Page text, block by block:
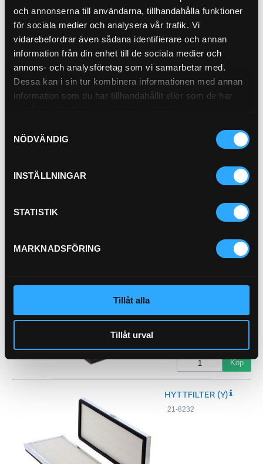
och annonserna till användarna, tillhandahålla funktioner
för sociala medier och analysera vår trafik. Vi
vidarebefordrar även sådana identifierare och annan
information från din enhet till de sociala medier och
annons- och analysföretag som vi samarbetar med.
Dessa kan i sin tur kombinera informationen med annan
information som du har tillhandahållit eller som de har
NÖDVÄNDIG
INSTÄLLNINGAR
STATISTIK
MARKNADSFÖRING
Tillåt alla
Tillåt urval
Outer Diameter 97 mm (3.82 inch)
Thread Size 1 3/8-12 UN
Length 151.7 mm (5.97 inch)
Gasket OD 70 mm (2.76 inch)
Efficiency Beta 2 4 micron
Pris exkl. 576.00
581.00
Köp
HYTTFILTER (I)
Köp
HYTTFILTER (Y)
21-8232